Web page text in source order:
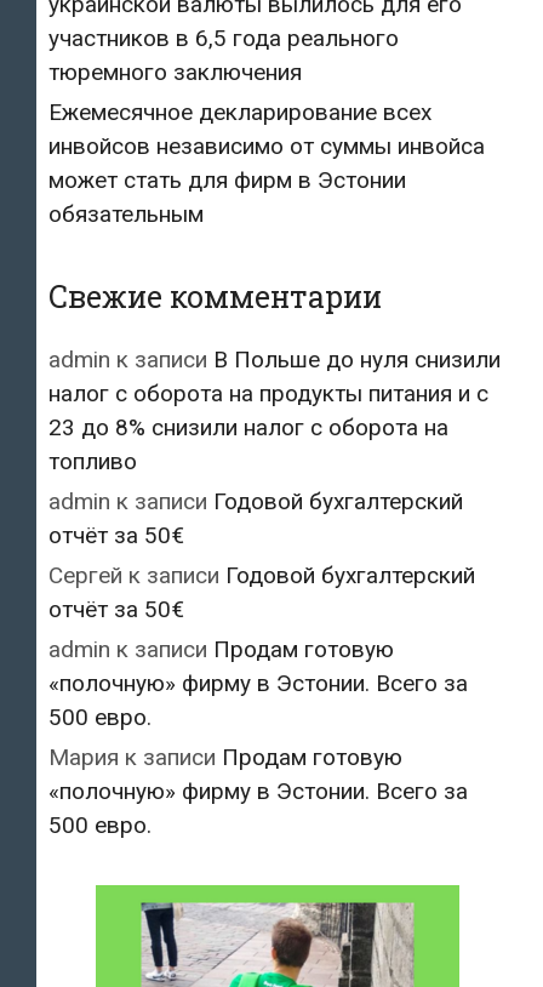
участников в 6,5 года реального
тюремного заключения
Ежемесячное декларирование всех
инвойсов независимо от суммы инвойса
может стать для фирм в Эстонии
обязательным
Свежие комментарии
admin к записи В Польше до нуля снизили
налог с оборота на продукты питания и с
23 до 8% снизили налог с оборота на
топливо
admin к записи Годовой бухгалтерский
отчёт за 50€
Сергей к записи Годовой бухгалтерский
отчёт за 50€
admin к записи Продам готовую
«полочную» фирму в Эстонии. Всего за
500 евро.
Мария к записи Продам готовую
«полочную» фирму в Эстонии. Всего за
500 евро.